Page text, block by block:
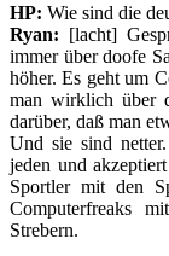
HP: Wie sind die
Ryan: [lacht]
immer über doofe
höher. Es geht um
man wirklich über
darüber, daß man
Und sie sind
jeden und
Sportler mit den
Computerfreaks
Strebern.